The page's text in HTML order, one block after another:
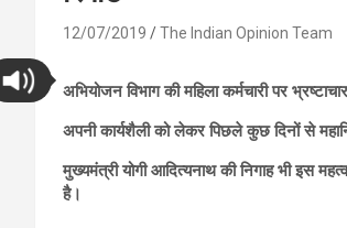
12/07/2019 The Indian Opinion Team
अभियोजन विभाग की महिला कर्मचारी पर
अपनी कार्यशैली को लेकर पिछले कुछ दिनों से
मुख्यमंत्री योगी आदित्यनाथ की निगाह भी इस
है।